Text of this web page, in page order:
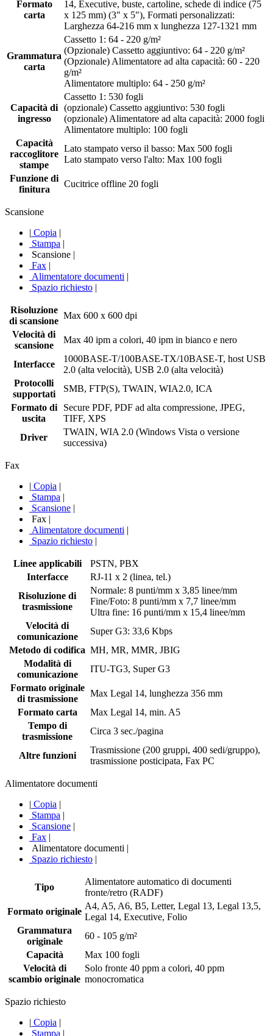
Formato
carta
14, Executive, buste, cartoline, schede di indice (75
x 125 mm) (3" x 5"), Formati personalizzati:
Larghezza 64-216 mm x lunghezza 127-1321 mm
Grammatura
carta
Cassetto 1: 64 - 220 g/m²
(Opzionale) Cassetto aggiuntivo: 64 - 220 g/m²
(Opzionale) Alimentatore ad alta capacità: 60 - 220
g/m²
Alimentatore multiplo: 64 - 250 g/m²
Capacità di
ingresso
Cassetto 1: 530 fogli
(opzionale) Cassetto aggiuntivo: 530 fogli
(opzionale) Alimentatore ad alta capacità: 2000 fogli
Alimentatore multiplo: 100 fogli
Capacità
raccoglitore
stampe
Lato stampato verso il basso: Max 500 fogli
Lato stampato verso l'alto: Max 100 fogli
Funzione di
finitura
Cucitrice offline 20 fogli
Scansione
| Copia |
Stampa |
Scansione |
Fax |
Alimentatore documenti |
Spazio richiesto |
Risoluzione
di scansione
Max 600 x 600 dpi
Velocità di
scansione
Max 40 ipm a colori, 40 ipm in bianco e nero
Interfacce
1000BASE-T/100BASE-TX/10BASE-T, host USB
2.0 (alta velocità), USB 2.0 (alta velocità)
Protocolli
supportati
SMB, FTP(S), TWAIN, WIA2.0, ICA
Formato di
uscita
Secure PDF, PDF ad alta compressione, JPEG,
TIFF, XPS
Driver
TWAIN, WIA 2.0 (Windows Vista o versione
successiva)
Fax
| Copia |
Stampa |
Scansione |
Fax |
Alimentatore documenti |
Spazio richiesto |
Linee applicabili
PSTN, PBX
Interfacce
RJ-11 x 2 (linea, tel.)
Risoluzione di
trasmissione
Normale: 8 punti/mm x 3,85 linee/mm
Fine/Foto: 8 punti/mm x 7,7 linee/mm
Ultra fine: 16 punti/mm x 15,4 linee/mm
Velocità di
comunicazione
Super G3: 33,6 Kbps
Metodo di codifica MH, MR, MMR, JBIG
Modalità di
comunicazione
ITU-TG3, Super G3
Formato originale
di trasmissione
Max Legal 14, lunghezza 356 mm
Formato carta
Max Legal 14, min. A5
Tempo di
trasmissione
Circa 3 sec./pagina
Altre funzioni
Trasmissione (200 gruppi, 400 sedi/gruppo),
trasmissione posticipata, Fax PC
Alimentatore documenti
| Copia |
Stampa |
Scansione |
Fax |
Alimentatore documenti |
Spazio richiesto |
Tipo
Alimentatore automatico di documenti
fronte/retro (RADF)
Formato originale
A4, A5, A6, B5, Letter, Legal 13, Legal 13,5,
Legal 14, Executive, Folio
Grammatura
originale
60 - 105 g/m²
Capacità
Max 100 fogli
Velocità di
scambio originale
Solo fronte 40 ppm a colori, 40 ppm
monocromatica
Spazio richiesto
| Copia |
Stampa |